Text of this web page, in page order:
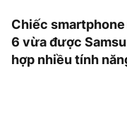
Chiếc smartphone
6 vừa được
hợp nhiều tính